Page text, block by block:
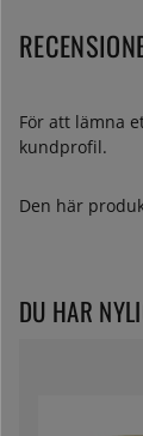
För att lämna
kundprofil.
Den här
DU HAR